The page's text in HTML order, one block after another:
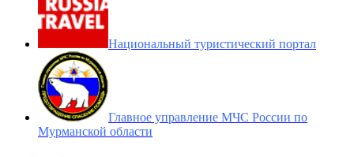
Национальный туристический портал
Главное управление МЧС России по
Мурманской области